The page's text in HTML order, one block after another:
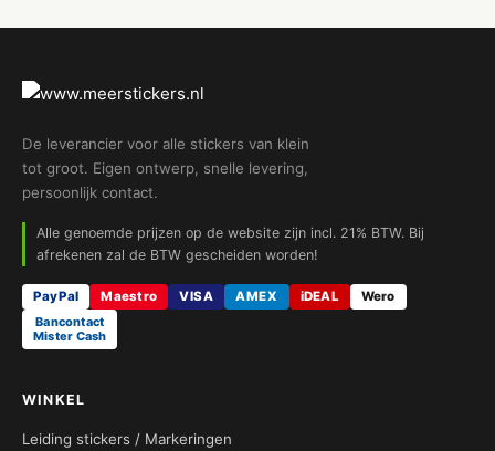
De leverancier voor alle stickers van klein
tot groot. Eigen ontwerp, snelle levering,
persoonlijk contact.
Alle genoemde prijzen op de website zijn incl. 21% BTW. Bij
afrekenen zal de BTW gescheiden worden!
PayPal Maestro VISA AMEX iDEAL
Wero
Bancontact
Mister Cash
WINKEL
Leiding stickers / Markeringen